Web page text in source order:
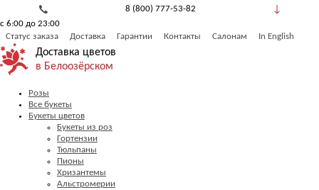
8 (800) 777-53-82
с 6:00 до 23:00
Статус заказа
Доставка Гарантии Контакты Салонам In English
Доставка цветов
в Белоозёрском
Розы
Все букеты
Букеты цветов
Букеты из роз
Гортензии
Тюльпаны
Пионы
Хризантемы
Альстромерии